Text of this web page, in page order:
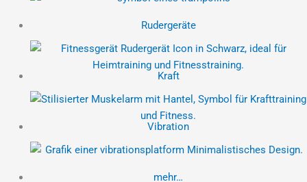
Rudergeräte
Kraft
Vibration
mehr…